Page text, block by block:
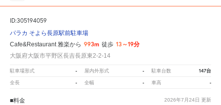
ID:305194059
パラカ そよら長原駅前駐車場
Cafe&Restaurant 雅楽から 993m 徒歩 13～19分
大阪府大阪市平野区長吉長原東2-2-14
駐車場形式 - 屋内外形式 - 駐車台数 147台
全長 - 全幅 - 車高 -
2026年7月24日 更新
■料金